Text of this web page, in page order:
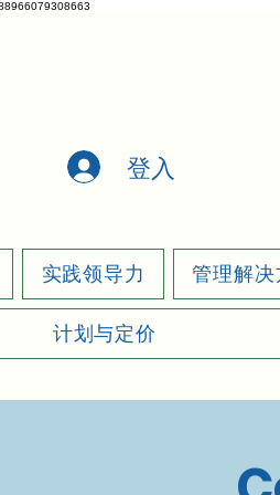
登入
实践领导力 管理解
计划与定价